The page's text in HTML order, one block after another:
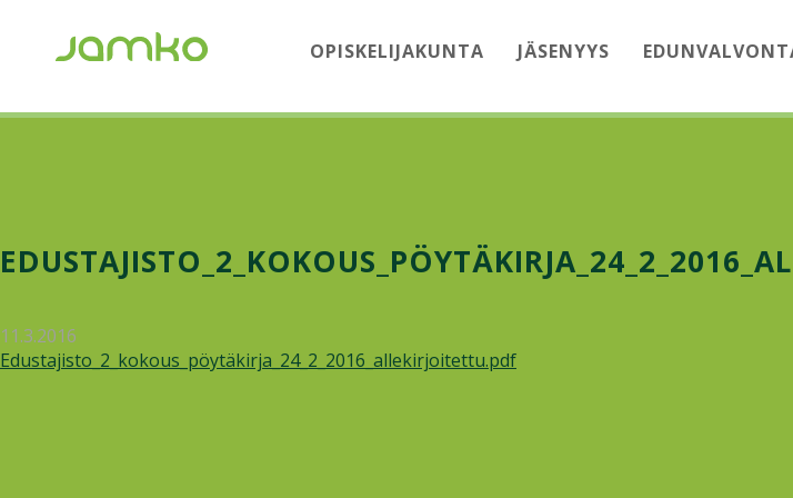
OPISKELIJAKUNTA JÄSENYYS
11.3.2016
Edustajisto_2_kokous_pöytäkirja_24_2_2016_allekirjoitettu.pdf